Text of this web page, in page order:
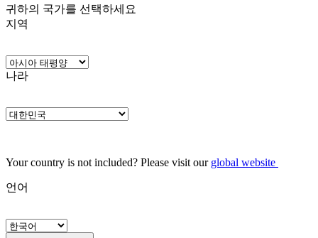
귀하의 국가를 선택하세요
지역
나라
Your country is not included? Please visit our global website
언어